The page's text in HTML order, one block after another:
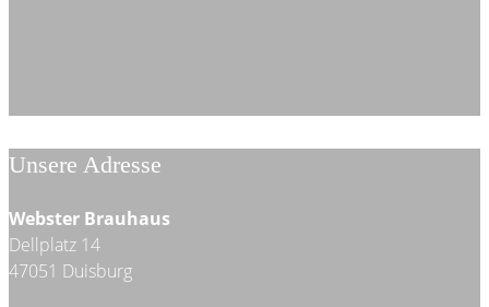
Unsere Adresse
Webster Brauhaus
Dellplatz 14
47051 Duisburg